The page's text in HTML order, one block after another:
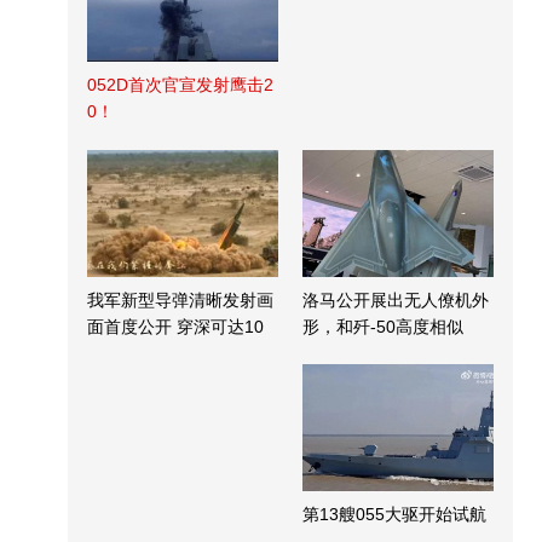
052D首次官宣发射鹰击2
0！
我军新型导弹清晰发射画
面首度公开 穿深可达10
洛马公开展出无人僚机外
形，和歼-50高度相似
第13艘055大驱开始试航